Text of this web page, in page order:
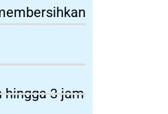
hingga 3 jam